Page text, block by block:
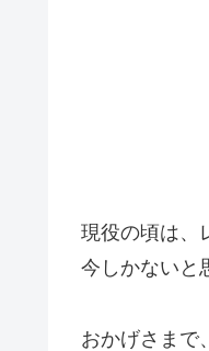
現役の頃は、
今しかないと
おかげさまで